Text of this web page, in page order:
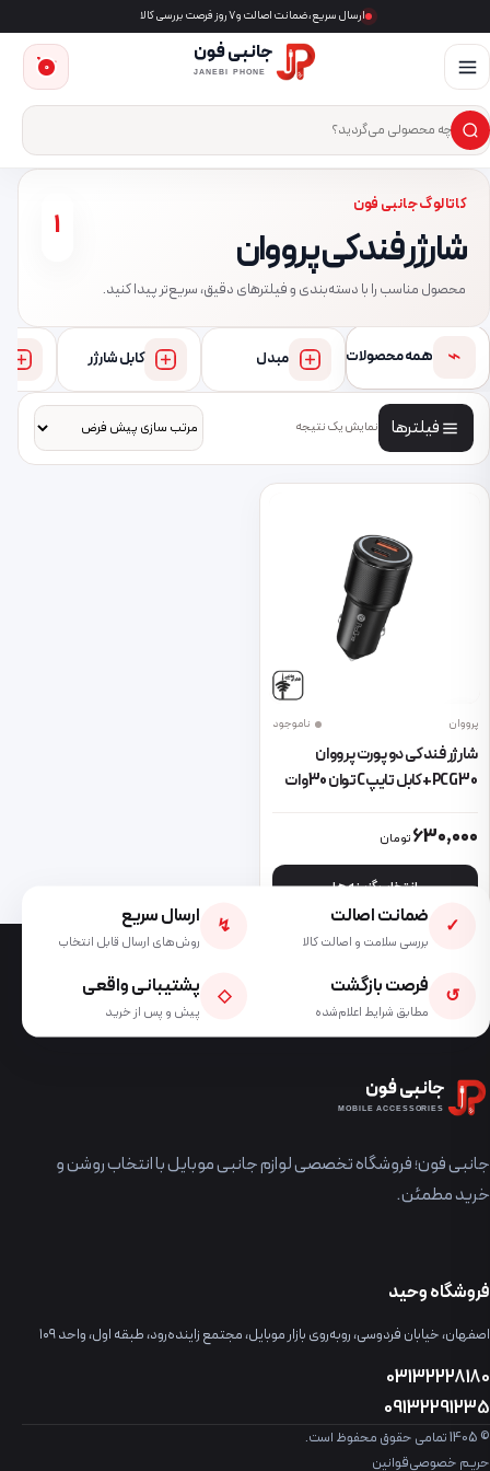
ارسال سریع، ضمانت اصالت و ۷ روز فرصت بررسی کالا
جانبی فون
JANEBI PHONE
جست‌وجوی محصول
×
0
کاتالوگ جانبی فون
شارژر فندکی پرووان
محصول مناسب را با دسته‌بندی و فیلترهای دقیق، سریع‌تر پیدا کنید.
1
⌁ همه محصولات مبدل کابل شارژر
فیلترها نمایش یک نتیجه
پرووان ناموجود
شارژر فندکی دو پورت پرووان
PCG30+کابل تایپCتوان 30وات
630,000تومان
انتخاب گزینه ها
این محصول دارای انواع مختلفی می باشد. گزینه ها ممکن است در
✓ ضمانت اصالت
بررسی سلامت و اصالت کالا
↯ ارسال سریع
روش‌های ارسال قابل انتخاب
↺ فرصت بازگشت
مطابق شرایط اعلام‌شده
◇ پشتیبانی واقعی
پیش و پس از خرید
جانبی فون
MOBILE ACCESSORIES
جانبی فون؛ فروشگاه تخصصی لوازم جانبی موبایل با انتخاب روشن و
خرید مطمئن.
فروشگاه وحید
اصفهان، خیابان فردوسی، روبه‌روی بازار موبایل، مجتمع زاینده‌رود، طبقه اول، واحد ۱۰۹
03132228180
09132291235
© 1405 تمامی حقوق محفوظ است.
حریم خصوصیقوانین